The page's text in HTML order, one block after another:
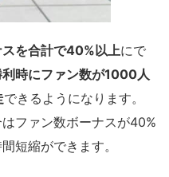
を合計で40%以上にで
時にファン数が1000人
できるようになります。
ファン数ボーナスが40%
短縮ができます。